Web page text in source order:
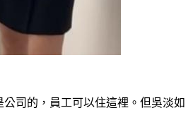
司的，員工可以住這裡。但吳淡如